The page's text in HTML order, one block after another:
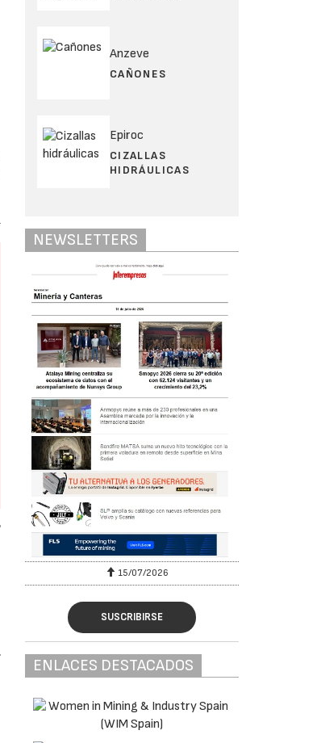
Anzeve
CAÑONES
Epiroc
CIZALLAS
HIDRÁULICAS
NEWSLETTERS
15/07/2026
SUSCRIBIRSE
ENLACES DESTACADOS